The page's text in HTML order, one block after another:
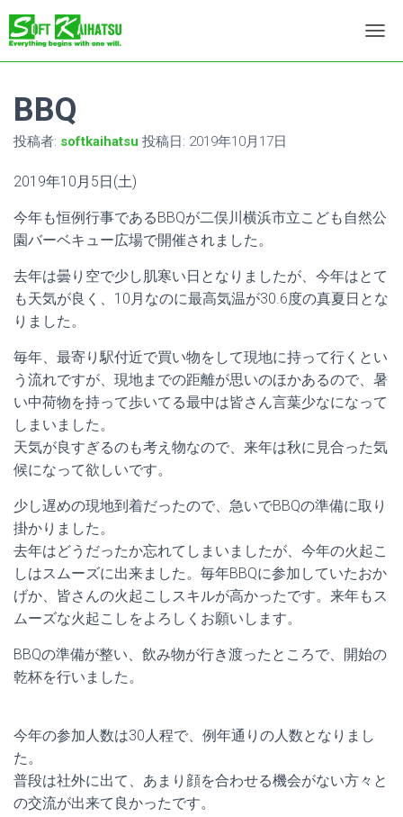
ビ
替
BBQ
投稿者: softkaihatsu 投稿日: 2019年10月17日
2019年10月5日(土)
今年も恒例行事であるBBQが二俣川横浜市立こども自然公
園バーベキュー広場で開催されました。
去年は曇り空で少し肌寒い日となりましたが、今年はとて
も天気が良く、10月なのに最高気温が30.6度の真夏日とな
りました。
毎年、最寄り駅付近で買い物をして現地に持って行くとい
う流れですが、現地までの距離が思いのほかあるので、暑
い中荷物を持って歩いてる最中は皆さん言葉少なになって
しまいました。
天気が良すぎるのも考え物なので、来年は秋に見合った気
候になって欲しいです。
少し遅めの現地到着だったので、急いでBBQの準備に取り
掛かりました。
去年はどうだったか忘れてしまいましたが、今年の火起こ
しはスムーズに出来ました。毎年BBQに参加していたおか
げか、皆さんの火起こしスキルが高かったです。来年もス
ムーズな火起こしをよろしくお願いします。
BBQの準備が整い、飲み物が行き渡ったところで、開始の
乾杯を行いました。
今年の参加人数は30人程で、例年通りの人数となりまし
た。
普段は社外に出て、あまり顔を合わせる機会がない方々と
の交流が出来て良かったです。